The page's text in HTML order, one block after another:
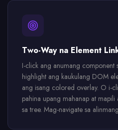
Two-Way na Element
I-click ang anumang component
highlight ang kaukulang DOM
ang isang colored overlay. O i-
pahina upang mahanap at
sa tree. Mag-navigate sa